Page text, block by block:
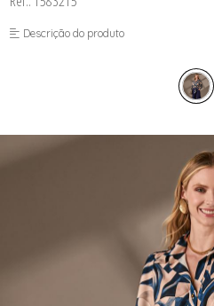
FUSEA-AGOSTO I-
LONGO-AGOSTO I-
MACAC-AGOSTO I-
Descrição do produto